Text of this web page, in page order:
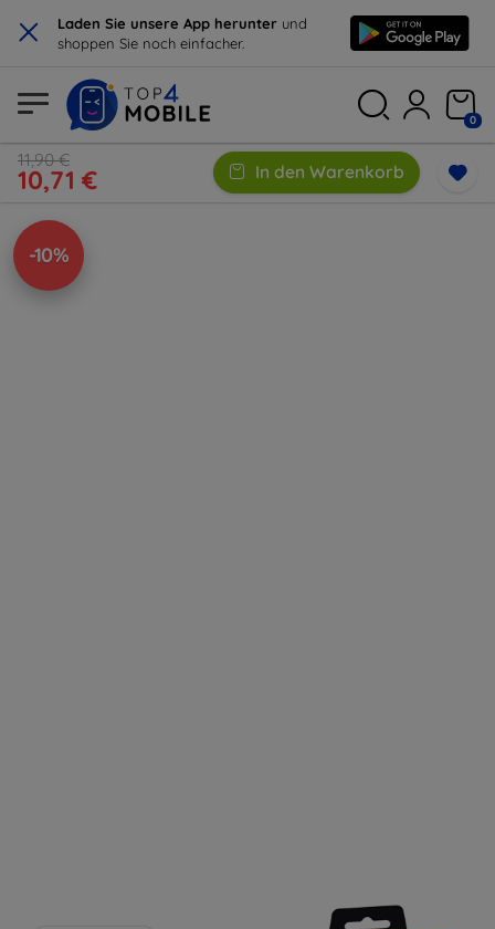
× Laden Sie unsere App herunter und
shoppen Sie noch einfacher.
0
11,90 €
10,71 € In den Warenkorb
-10%